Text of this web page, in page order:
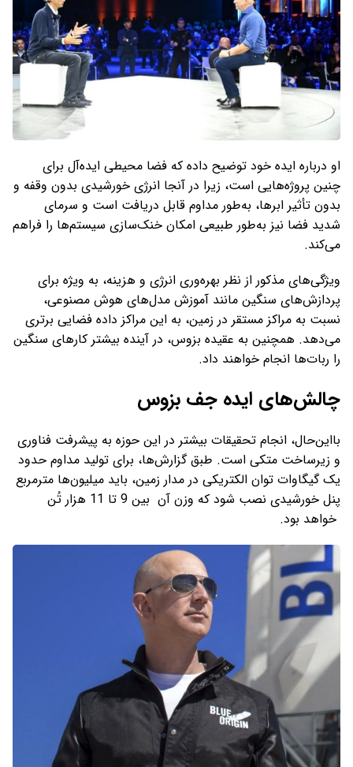
او درباره ایده خود توضیح داده که فضا محیطی ایده‌آل برای
چنین پروژه‌هایی است، زیرا در آنجا انرژی خورشیدی بدون وقفه و
بدون تأثیر ابرها، به‌طور مداوم قابل دریافت است و سرمای
شدید فضا نیز به‌طور طبیعی امکان خنک‌سازی سیستم‌ها را فراهم
می‌کند.
ویژگی‌های مذکور از نظر بهره‌وری انرژی و هزینه، به ویژه برای
پردازش‌های سنگین مانند آموزش مدل‌های هوش مصنوعی،
نسبت به مراکز مستقر در زمین، به این مراکز داده فضایی برتری
می‌دهد. همچنین به عقیده بزوس، در آینده بیشتر کارهای سنگین
را ربات‌ها انجام خواهند داد.
چالش‌های ایده جف بزوس
بااین‌حال، انجام تحقیقات بیشتر در این حوزه به پیشرفت فناوری
و زیرساخت متکی است. طبق گزارش‌ها، برای تولید مداوم حدود
یک گیگاوات توان الکتریکی در مدار زمین، باید میلیون‌ها مترمربع
پنل خورشیدی نصب شود که وزن آن بین 9 تا 11 هزار تُن
خواهد بود.